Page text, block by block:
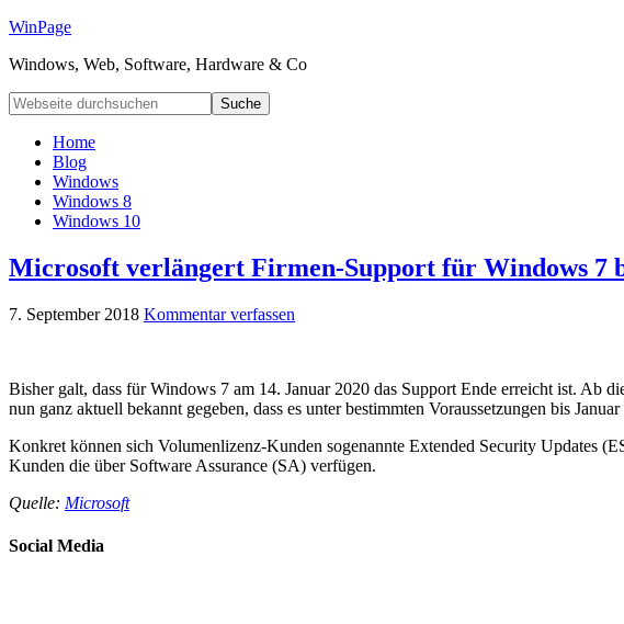
WinPage
Windows, Web, Software, Hardware & Co
Home
Blog
Windows
Windows 8
Windows 10
Microsoft verlängert Firmen-Support für Windows 7
7. September 2018 Kommentar verfassen
Bisher galt, dass für Windows 7 am 14. Januar 2020 das Support Ende erreicht ist. Ab
nun ganz aktuell bekannt gegeben, dass es unter bestimmten Voraussetzungen bis
Konkret können sich Volumenlizenz-Kunden sogenannte Extended Security Updates
Kunden die über Software Assurance (SA) verfügen.
Quelle: Microsoft
Social Media